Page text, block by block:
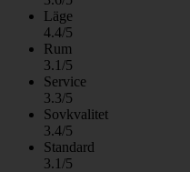
Läge
4.4/5
Rum
3.1/5
Service
3.3/5
Sovkvalitet
3.4/5
Standard
3.1/5